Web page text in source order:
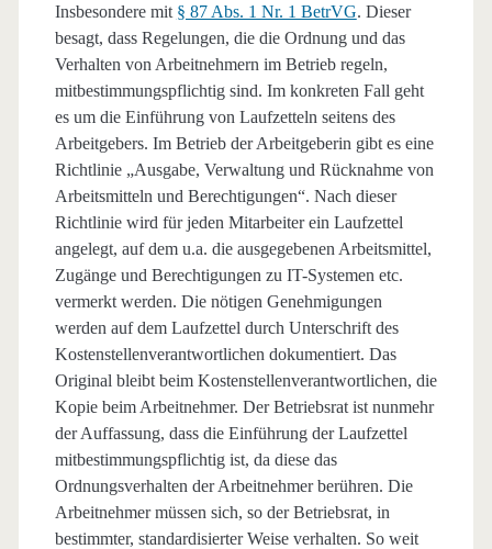
Insbesondere mit § 87 Abs. 1 Nr. 1 BetrVG. Dieser
besagt, dass Regelungen, die die Ordnung und das
Verhalten von Arbeitnehmern im Betrieb regeln,
mitbestimmungspflichtig sind. Im konkreten Fall geht
es um die Einführung von Laufzetteln seitens des
Arbeitgebers. Im Betrieb der Arbeitgeberin gibt es eine
Richtlinie „Ausgabe, Verwaltung und Rücknahme von
Arbeitsmitteln und Berechtigungen“. Nach dieser
Richtlinie wird für jeden Mitarbeiter ein Laufzettel
angelegt, auf dem u.a. die ausgegebenen Arbeitsmittel,
Zugänge und Berechtigungen zu IT-Systemen etc.
vermerkt werden. Die nötigen Genehmigungen
werden auf dem Laufzettel durch Unterschrift des
Kostenstellenverantwortlichen dokumentiert. Das
Original bleibt beim Kostenstellenverantwortlichen, die
Kopie beim Arbeitnehmer. Der Betriebsrat ist nunmehr
der Auffassung, dass die Einführung der Laufzettel
mitbestimmungspflichtig ist, da diese das
Ordnungsverhalten der Arbeitnehmer berühren. Die
Arbeitnehmer müssen sich, so der Betriebsrat, in
bestimmter, standardisierter Weise verhalten. So weit